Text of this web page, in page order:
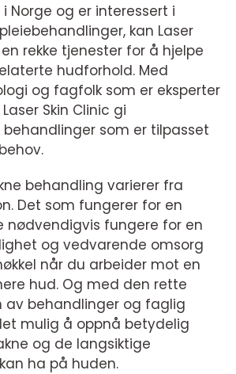
Norge og er interessert i
kan Laser
rekke tjenester for å hjelpe
hudforhold. Med
og fagfolk som er eksperter
Skin Clinic gi
som er tilpasset
behandling varierer fra
Det som fungerer for en
nødvendigvis fungere for en
og vedvarende omsorg
når du arbeider mot en
hud. Og med den rette
av behandlinger og faglig
mulig å oppnå betydelig
og de langsiktige
ha på huden.